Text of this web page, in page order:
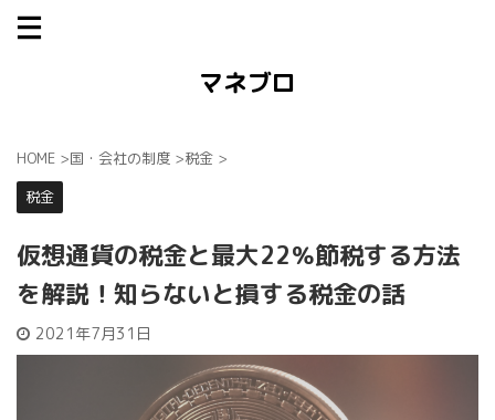
マネブロ
HOME >国・会社の制度 >税金 >
税金
仮想通貨の税金と最大22％節税する方法
を解説！知らないと損する税金の話
2021年7月31日